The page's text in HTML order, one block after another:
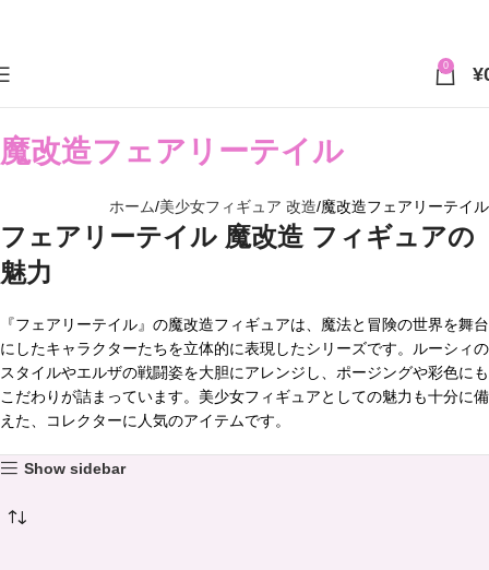
0 ¥
魔改造フェアリーテイル
ホーム 美少女フィギュア 改造 魔改造フェアリーテイル
フェアリーテイル 魔改造 フィギュアの
魅力
『フェアリーテイル』の魔改造フィギュアは、魔法と冒険の世界を舞台
にしたキャラクターたちを立体的に表現したシリーズです。ルーシィの
スタイルやエルザの戦闘姿を大胆にアレンジし、ポージングや彩色にも
こだわりが詰まっています。美少女フィギュアとしての魅力も十分に備
えた、コレクターに人気のアイテムです。
Show sidebar